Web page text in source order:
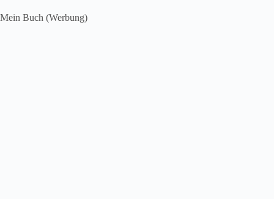
Mein Buch (Werbung)